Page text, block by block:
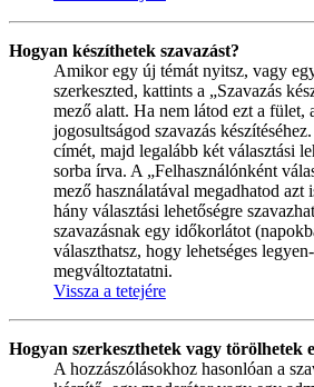
Hogyan készíthetek szavazást?
Amikor egy új témát nyitsz, vagy
szerkeszted, kattints a „Szavazás
mező alatt. Ha nem látod ezt a fület,
jogosultságod szavazás
címét, majd legalább két választási
sorba írva. A „Felhasználónként
mező használatával megadhatod
hány választási lehetőségre
szavazásnak egy időkorlátot
választhatsz, hogy lehetséges
megváltoztatatni.
Vissza a tetejére
Hogyan szerkeszthetek vagy törölhetek
A hozzászólásokhoz hasonlóan a